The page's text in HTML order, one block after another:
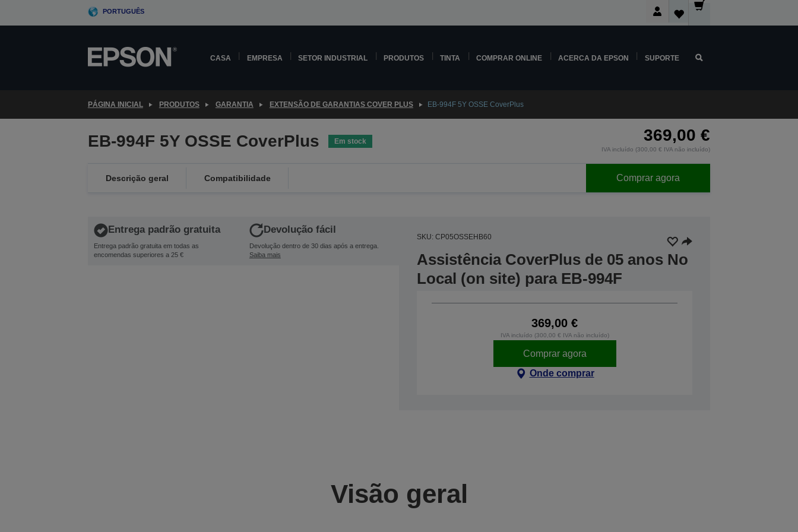
PORTUGUÊS
CASA EMPRESA SETOR INDUSTRIAL PRODUTOS TINTA COMPRAR ONLINE ACERCA DA EPSON SUPORTE
PÁGINA INICIAL PRODUTOS GARANTIA EXTENSÃO DE GARANTIAS COVER PLUS EB-994F 5Y OSSE CoverPlus
EB-994F 5Y OSSE CoverPlus Em stock 369,00 €
IVA incluído (300,00 € IVA não incluído)
Descrição geral Compatibilidade Comprar agora
Entrega padrão gratuita
Entrega padrão gratuita em todas as
encomendas superiores a 25 €
Devolução fácil
Devolução dentro de 30 dias após a entrega.
Saiba mais
SKU: CP05OSSEHB60
Assistência CoverPlus de 05 anos No
Local (on site) para EB-994F
369,00 €
IVA incluído (300,00 € IVA não incluído)
Comprar agora
Onde comprar
Visão geral